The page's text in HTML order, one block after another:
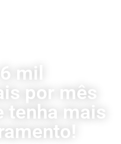
mil
por mês
tenha mais